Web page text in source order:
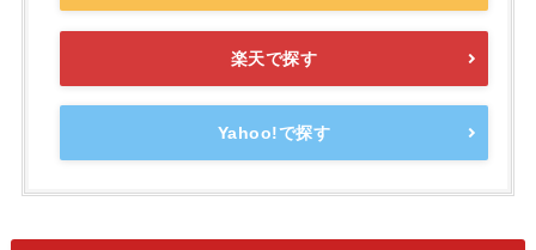
楽天で探す
Yahoo!で探す